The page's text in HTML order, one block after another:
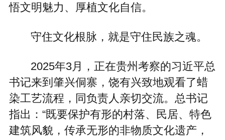
悟文明魅力、厚植文化自信。
守住文化根脉，就是守住民族之魂。
2025年3月，正在贵州考察的习近平总
书记来到肇兴侗寨，饶有兴致地观看了蜡
染工艺流程，同负责人亲切交流。总书记
指出：“既要保护有形的村落、民居、特色
建筑风貌，传承无形的非物质文化遗产，